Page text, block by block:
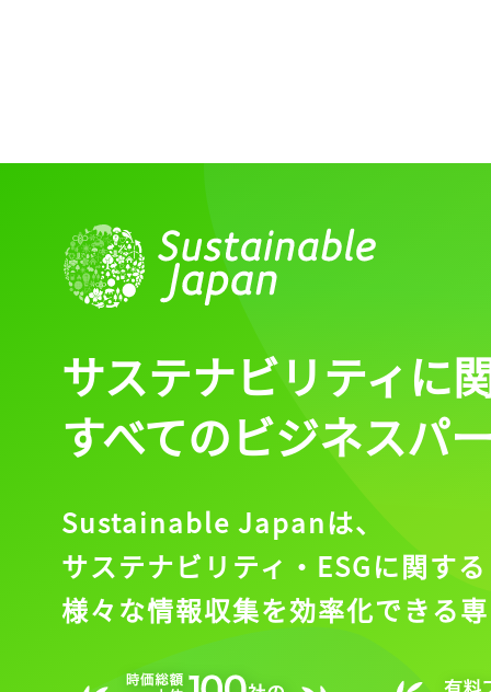
ログイン
会員登録
サステナビリティに
すべてのビジネスパ
Sustainable Japanは、
サステナビリティ・ESGに関する
様々な情報収集を効率化できる